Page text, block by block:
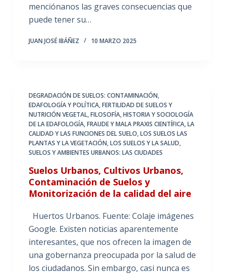
menciónanos las graves consecuencias que
puede tener su…
JUAN JOSÉ IBÁÑEZ 10 MARZO 2025
DEGRADACIÓN DE SUELOS: CONTAMINACIÓN,
EDAFOLOGÍA Y POLÍTICA,FERTILIDAD DE SUELOS Y
NUTRICIÓN VEGETAL,FILOSOFÍA, HISTORIA Y SOCIOLOGÍA
DE LA EDAFOLOGÍA,FRAUDE Y MALA PRAXIS CIENTÍFICA,LA
CALIDAD Y LAS FUNCIONES DEL SUELO,LOS SUELOS LAS
PLANTAS Y LA VEGETACIÓN,LOS SUELOS Y LA SALUD,
SUELOS Y AMBIENTES URBANOS: LAS CIUDADES
Suelos Urbanos, Cultivos Urbanos,
Contaminación de Suelos y
Monitorización de la calidad del aire
Huertos Urbanos. Fuente: Colaje imágenes
Google. Existen noticias aparentemente
interesantes, que nos ofrecen la imagen de
una gobernanza preocupada por la salud de
los ciudadanos. Sin embargo, casi nunca es